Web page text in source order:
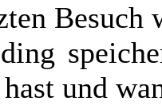
Besuch
und